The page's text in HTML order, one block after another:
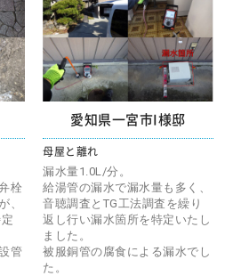
栓
、
管
愛知県一宮市I様邸
母屋と離れ
漏水量1.0L/分。
給湯管の漏水で漏水量も多く、
音聴調査とTG工法調査を繰り
返し行い漏水箇所を特定いたし
ました。
被服銅管の腐食による漏水でし
た。